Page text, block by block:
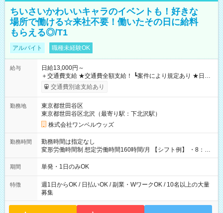
ちいさいかわいいキャラのイベントも！好きな
場所で働ける☆来社不要！働いたその日に給料
もらえる◎/T1
アルバイト 職種未経験OK
給与
日給13,000円～
＋交通費支給 ★交通費全額支給！ ┗案件により規定あり ★日払
いOK！（規定あり） ┗働いたその日に現金GET♪ お仕事後はコ
ンビニATMから 日払い分を引き落とせます！ 【試用期間】試
交通費別途支給あり
勤務地
東京都世田谷区
東京都世田谷区北沢（最寄り駅：下北沢駅）
株式会社ワンベルウッズ
勤務時間
勤務時間は指定なし
変形労働時間制 想定労働時間160時間/月 【シフト例】 ・8：00
～21：00
期間 単発・1日のみOK
特徴
週1日からOK / 日払いOK / 副業・WワークOK / 10名以上の大量
募集